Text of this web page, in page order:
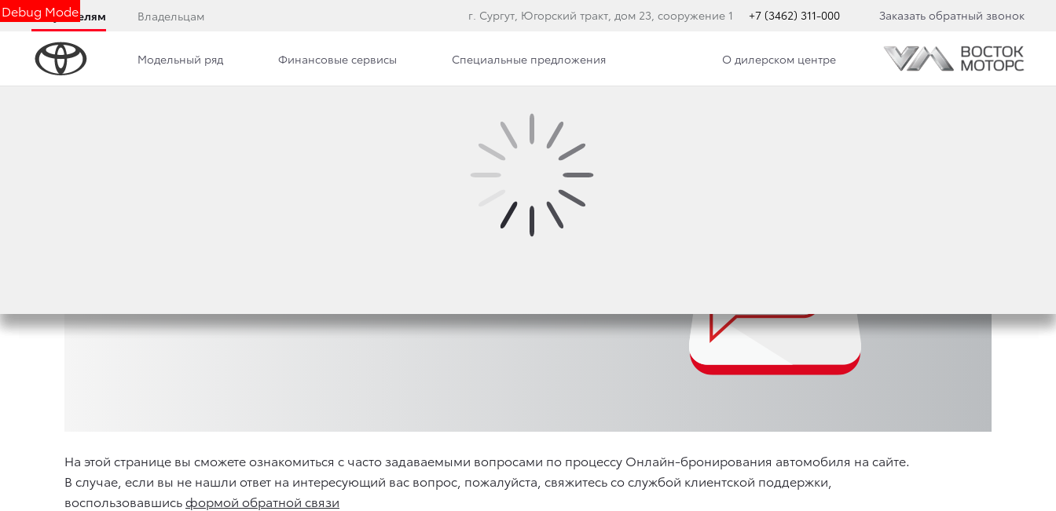
Debug Mode
Покупателям Владельцам г. Сургут, Югорский тракт, дом 23, сооружение 1 +7 (3462) 311-000 Заказать обратный звонок
Модельный ряд Финансовые сервисы Специальные предложения О дилерском центре
На этой странице вы сможете ознакомиться с часто задаваемыми вопросами по процессу Онлайн-бронирования автомобиля на сайте.
В случае, если вы не нашли ответ на интересующий вас вопрос, пожалуйста, свяжитесь со службой клиентской поддержки,
воспользовавшисьформой обратной связи